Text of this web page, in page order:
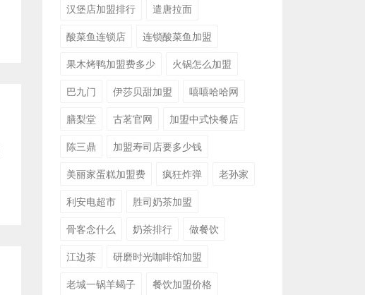
汉堡店加盟排行
遣唐拉面
酸菜鱼连锁店
连锁酸菜鱼加盟
果木烤鸭加盟费多少
火锅怎么加盟
巴九门
伊莎贝甜加盟
嘻嘻哈哈网
膳梨堂
古茗官网
加盟中式快餐店
陈三鼎
加盟寿司店要多少钱
美丽家蛋糕加盟费
疯狂炸弹
老孙家
利安电超市
胜司奶茶加盟
骨客念什么
奶茶排行
做餐饮
江边茶
研磨时光咖啡馆加盟
老城一锅羊蝎子
餐饮加盟价格